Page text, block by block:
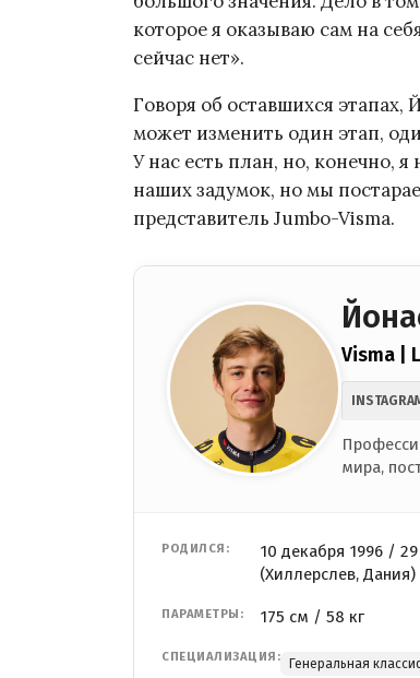
которое я оказываю сам на
сейчас нет».
Говоря об оставшихся этапах,
может изменить один этап,
У нас есть план, но, конечно,
наших задумок, но мы
представитель Jumbo-Visma.
Visma |
мира,
РОДИЛСЯ:
10 декабря 1996 /
(Хиллерслев, Дания)
ПАРАМЕТРЫ: 175 см / 58 кг
СПЕЦИАЛИЗАЦИЯ:
Генеральная